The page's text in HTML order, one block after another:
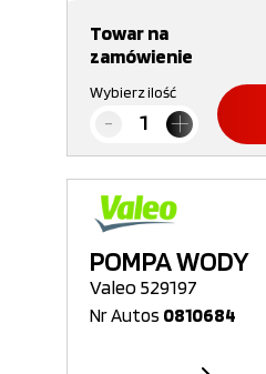
Towar na
zamówienie
Wybierz ilość
POMPA WODY
Valeo 529197
Nr Autos 0810684